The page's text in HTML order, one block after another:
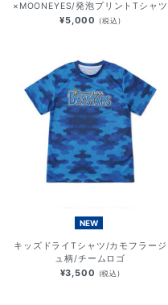
×MOONEYES/発泡プリントTシャツ
¥5,000 (税込)
NEW
キッズドライTシャツ/カモフラージ
ュ柄/チームロゴ
¥3,500 (税込)